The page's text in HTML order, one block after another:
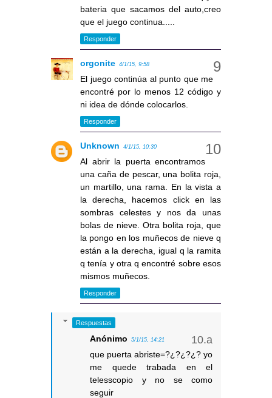
bateria que sacamos del auto,creo
que el juego continua.....
Responder
orgonite 4/1/15, 9:58
El juego continúa al punto que me
encontré por lo menos 12 código y
ni idea de dónde colocarlos.
Responder
Unknown 4/1/15, 10:30
Al abrir la puerta encontramos
una caña de pescar, una bolita roja,
un martillo, una rama. En la vista a
la derecha, hacemos click en las
sombras celestes y nos da unas
bolas de nieve. Otra bolita roja, que
la pongo en los muñecos de nieve q
están a la derecha, igual q la ramita
q tenía y otra q encontré sobre esos
mismos muñecos.
Responder
Respuestas
Anónimo 5/1/15, 14:21
que puerta abriste=?¿?¿?¿? yo
me quede trabada en el
telesscopio y no se como
seguir